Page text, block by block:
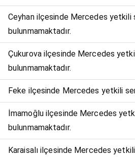
Ceyhan ilçesinde Mercedes yetkili
bulunmamaktadır.
Çukurova ilçesinde Mercedes
bulunmamaktadır.
Feke ilçesinde Mercedes yetkili
İmamoğlu ilçesinde Mercedes
bulunmamaktadır.
Karaisalı ilçesinde Mercedes